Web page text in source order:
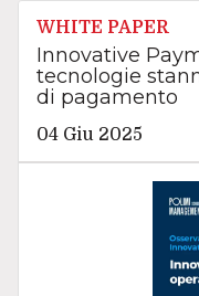
WHITE PAPER
Innovative
tecnologie
di pagamento
04 Giu 2025